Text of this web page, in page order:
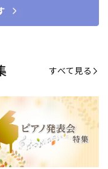
すべて見る